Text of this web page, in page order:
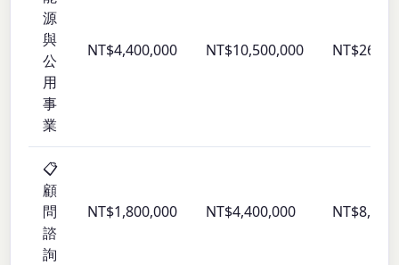
源
與
公
用
事
業
NT$4,400,000 NT$10,500,000
📋
顧
問
諮
詢
NT$1,800,000 NT$4,400,000